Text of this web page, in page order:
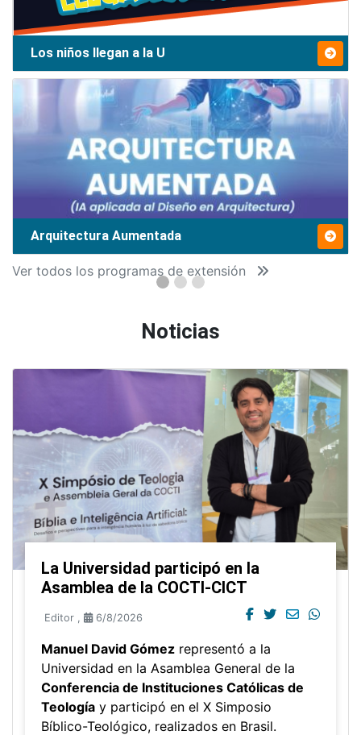
Los niños llegan a la U
Arquitectura Aumentada
Ver todos los programas de extensión
Noticias
La Universidad participó en la
Asamblea de la COCTI-CICT
Editor , 6/8/2026
Manuel David Gómez representó a la
Universidad en la Asamblea General de la
Conferencia de Instituciones Católicas de
Teología y participó en el X Simposio
Bíblico-Teológico, realizados en Brasil.